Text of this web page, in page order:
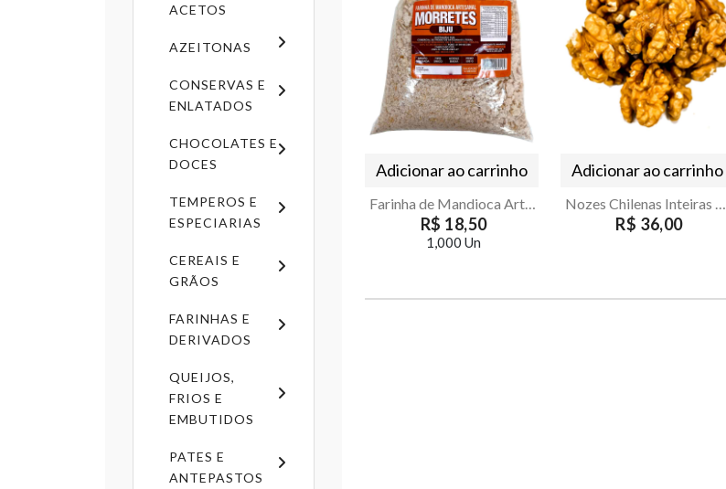
ACETOS
AZEITONAS
CONSERVAS E
ENLATADOS
CHOCOLATES E
DOCES
TEMPEROS E
ESPECIARIAS
CEREAIS E
GRÃOS
FARINHAS E
DERIVADOS
QUEIJOS,
FRIOS E
EMBUTIDOS
PATES E
ANTEPASTOS
Adicionar ao carrinho
Farinha de Mandioca Artesanal de Morretes Biju 500g
R$ 18,50
1,000 Un
Adicionar ao carrinho
Nozes Chilenas Inteiras Descascadas Armazém Seu Luiz 350g
R$ 36,00